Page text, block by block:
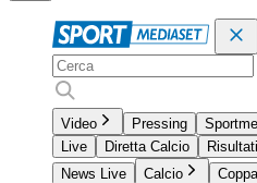
Video Pressing
Live
Diretta Calcio
News Live
Calcio